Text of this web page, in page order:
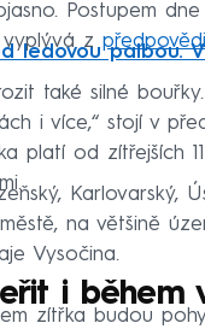
Postupem
vyplývá z
ledovou palbou.
také silné
i více,“ stojí v
platí od zítřejších
Karlovarský,
na většině
Vysočina.
i během
zítřka budou